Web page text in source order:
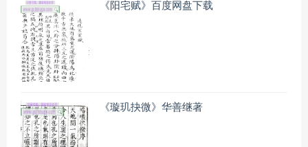
《阳宅赋》百度网盘下载
《璇玑抉微》华善继著